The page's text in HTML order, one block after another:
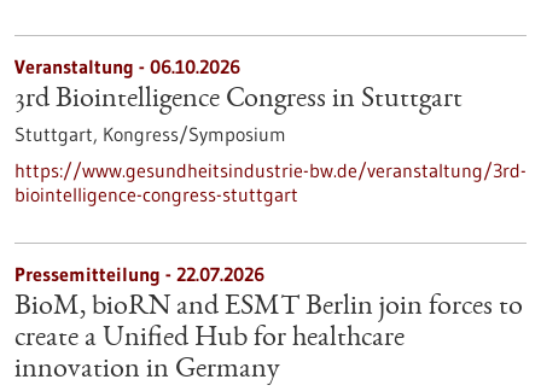
Veranstaltung - 06.10.2026
3rd Biointelligence Congress in Stuttgart
Stuttgart, Kongress/Symposium
https://www.gesundheitsindustrie-bw.de/veranstaltung/3rd-
biointelligence-congress-stuttgart
Pressemitteilung - 22.07.2026
BioM, bioRN and ESMT Berlin join forces to
create a Unified Hub for healthcare
innovation in Germany